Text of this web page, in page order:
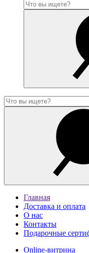
Главная
Доставка и оплата
О нас
Контакты
Подарочные
Online-витрина